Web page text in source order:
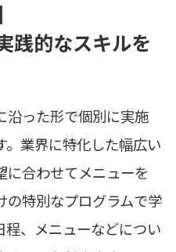
践的なスキルを
沿った形で個別に実施
。業界に特化した幅広い
に合わせてメニューを
の特別なプログラムで学
程、メニューなどについ